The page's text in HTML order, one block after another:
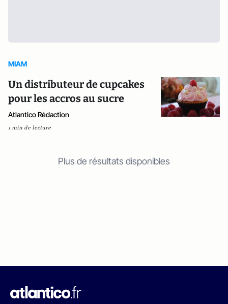
MIAM
Un distributeur de cupcakes
pour les accros au sucre
Atlantico Rédaction
1 min de lecture
Plus de résultats disponibles